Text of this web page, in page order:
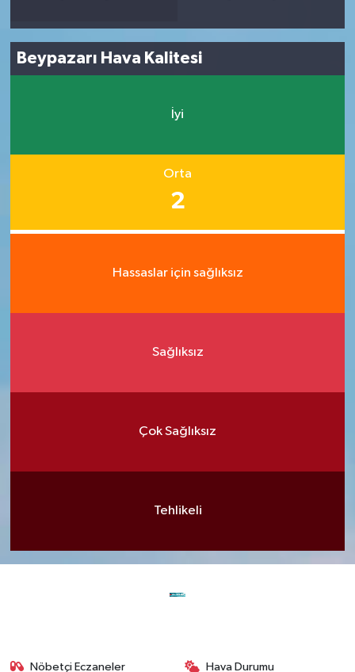
Beypazarı Hava Kalitesi
İyi
Orta
2
Hassaslar için sağlıksız
Sağlıksız
Çok Sağlıksız
Tehlikeli
Nöbetçi Eczaneler Hava Durumu